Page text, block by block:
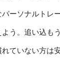
ーソナルトレ
よう。追い込も
れていない方は